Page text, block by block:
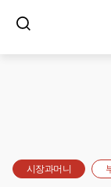
시장과머니